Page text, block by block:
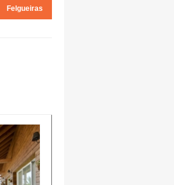
Felgueiras